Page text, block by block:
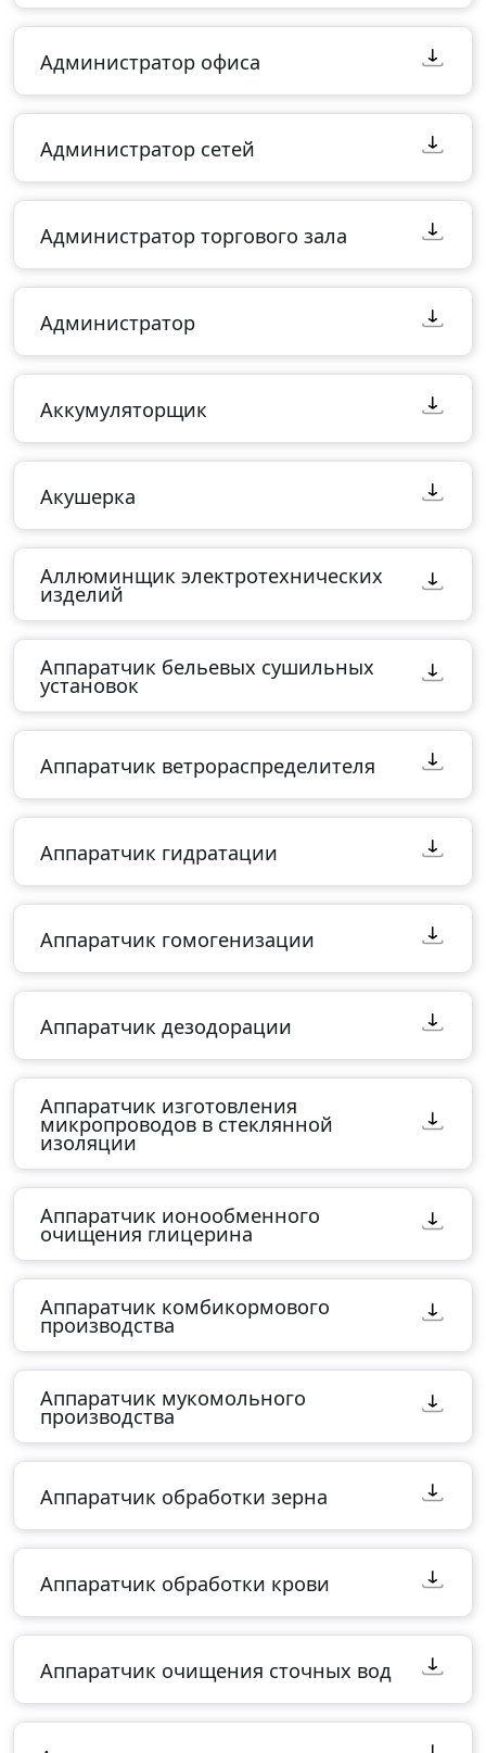
Администратор офиса
Администратор сетей
Администратор торгового зала
Администратор
Аккумуляторщик
Акушерка
Аллюминщик электротехнических
изделий
Аппаратчик бельевых сушильных
установок
Аппаратчик ветрораспределителя
Аппаратчик гидратации
Аппаратчик гомогенизации
Аппаратчик дезодорации
Аппаратчик изготовления
микропроводов в стеклянной
изоляции
Аппаратчик ионообменного
очищения глицерина
Аппаратчик комбикормового
производства
Аппаратчик мукомольного
производства
Аппаратчик обработки зерна
Аппаратчик обработки крови
Аппаратчик очищения сточных вод